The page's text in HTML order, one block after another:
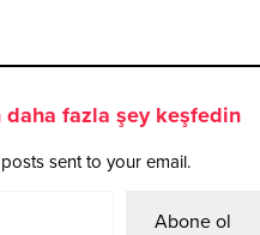
fazla şey keşfedin
sent to your email.
Abone ol